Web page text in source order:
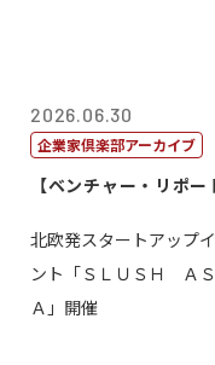
2026.06.30
企業家倶楽部アーカイブ
【ベンチャー・リポー
北欧発スタートアップ
ント「ＳＬＵＳＨ Ａ
Ａ」開催